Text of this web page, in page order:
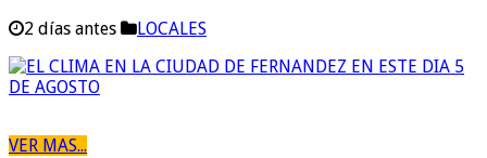
2 días antes LOCALES
VER MAS...